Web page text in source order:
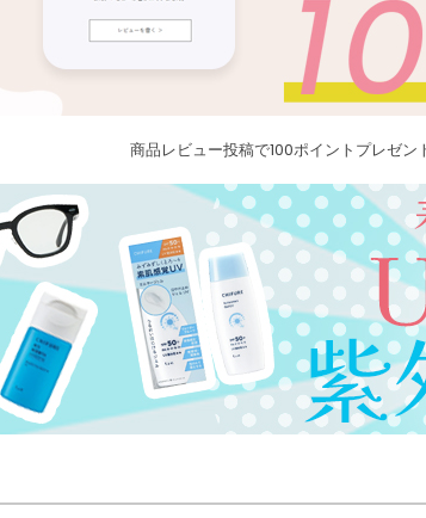
商品レビュー投稿で100ポイントプレゼ